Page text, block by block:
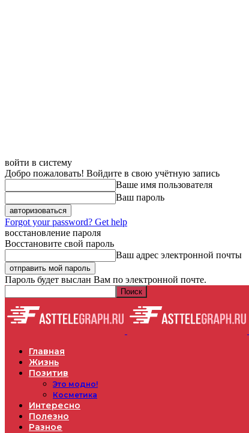
войти в систему
Добро пожаловать! Войдите в свою учётную запись
Ваше имя пользователя
Ваш пароль
Forgot your password? Get help
восстановление пароля
Восстановите свой пароль
Ваш адрес электронной почты
Пароль будет выслан Вам по электронной почте.
Главная
Жизнь
Позитив
Это модно!
Косметика
Интересно
Полезно
Разное